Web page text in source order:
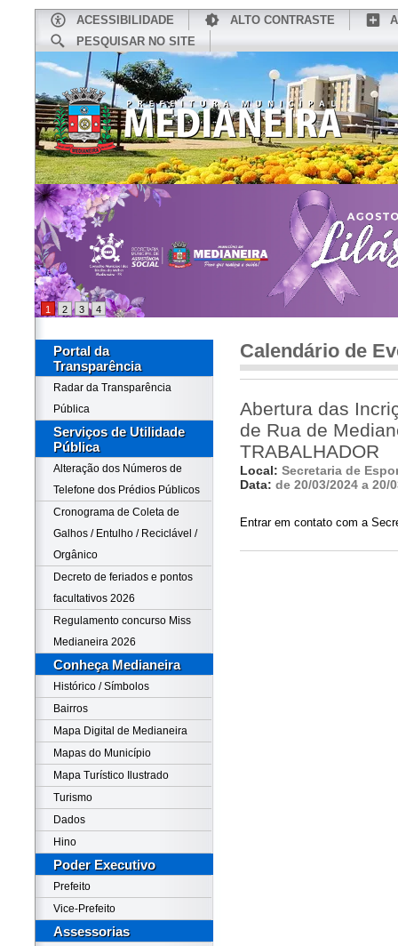
ACESSIBILIDADE ALTO CONTRASTE
PESQUISAR NO SITE
CONHEÇA MEDIANEIRA
1 2 3 4
Portal da
Transparência
Radar da Transparência
Pública
Serviços de Utilidade
Pública
Alteração dos Números de
Telefone dos Prédios Públicos
Cronograma de Coleta de
Galhos / Entulho / Reciclável /
Orgânico
Decreto de feriados e pontos
facultativos 2026
Regulamento concurso Miss
Medianeira 2026
Conheça Medianeira
Histórico / Símbolos
Bairros
Mapa Digital de Medianeira
Mapas do Município
Mapa Turístico Ilustrado
Turismo
Dados
Hino
Poder Executivo
Prefeito
Vice-Prefeito
Assessorias
Calendário de
Abertura das
de Rua de
TRABALHADOR
Local: Secretaria de
Data: de 20/03/2024 a 20/
Entrar em contato com a